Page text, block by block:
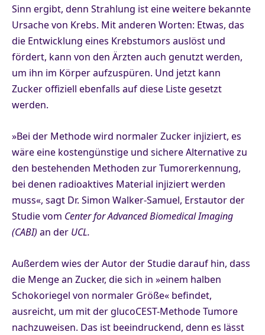
Sinn ergibt, denn Strahlung ist eine weitere bekannte
Ursache von Krebs. Mit anderen Worten: Etwas, das
die Entwicklung eines Krebstumors auslöst und
fördert, kann von den Ärzten auch genutzt werden,
um ihn im Körper aufzuspüren. Und jetzt kann
Zucker offiziell ebenfalls auf diese Liste gesetzt
werden.
»Bei der Methode wird normaler Zucker injiziert, es
wäre eine kostengünstige und sichere Alternative zu
den bestehenden Methoden zur Tumorerkennung,
bei denen radioaktives Material injiziert werden
muss«, sagt Dr. Simon Walker-Samuel, Erstautor der
Studie vom Center for Advanced Biomedical Imaging
(CABI) an der UCL.
Außerdem wies der Autor der Studie darauf hin, dass
die Menge an Zucker, die sich in »einem halben
Schokoriegel von normaler Größe« befindet,
ausreicht, um mit der glucoCEST-Methode Tumore
nachzuweisen. Das ist beeindruckend, denn es lässt